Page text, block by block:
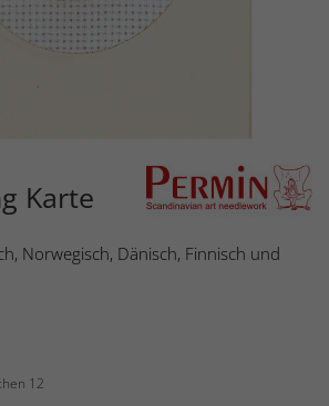
Karte
Norwegisch, Dänisch, Finnisch und
12